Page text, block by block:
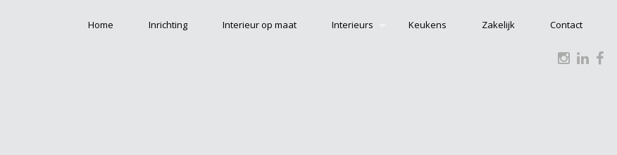
Home Inrichting Interieur op maat Interieurs Keukens Zakelijk Contact